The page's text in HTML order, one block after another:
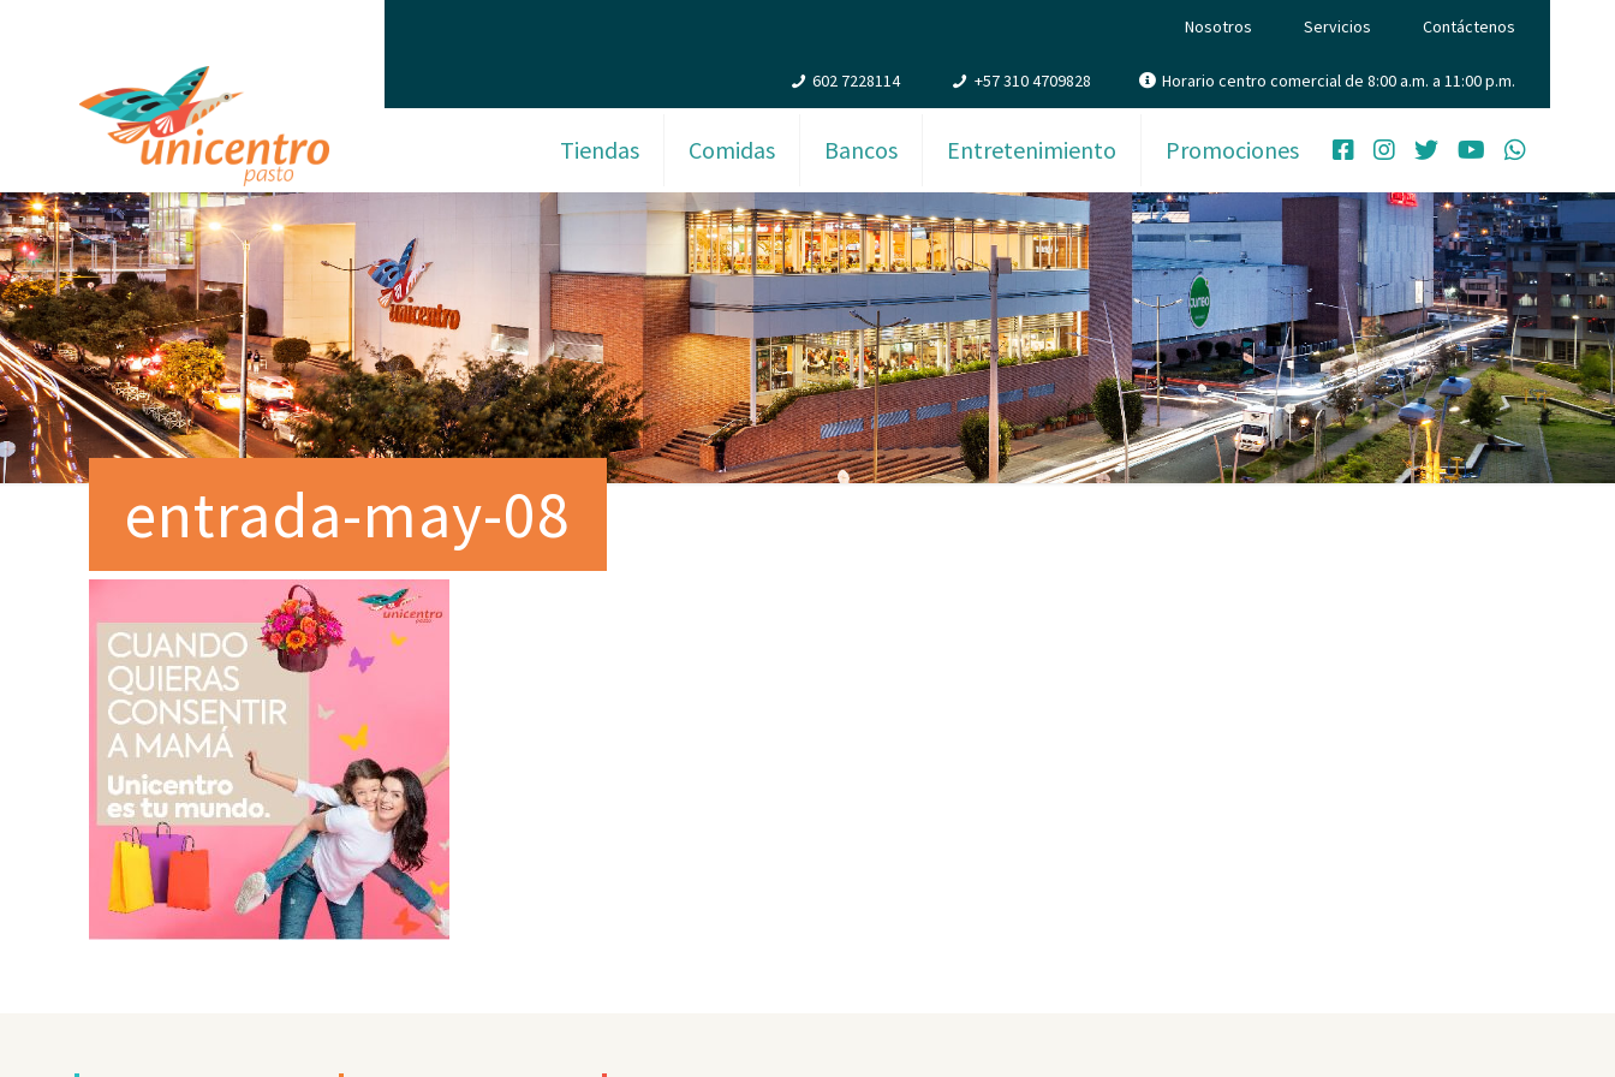
Nosotros Servicios Contáctenos
602 7228114 +57 310 4709828 Horario centro comercial de 8:00 a.m. a 11:00 p.m.
Tiendas Comidas Bancos Entretenimiento Promociones
entrada-may-08